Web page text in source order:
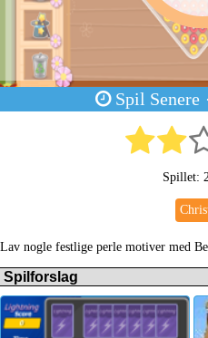
Spil Senere ·
Spillet:
Lav nogle festlige perle motiver med